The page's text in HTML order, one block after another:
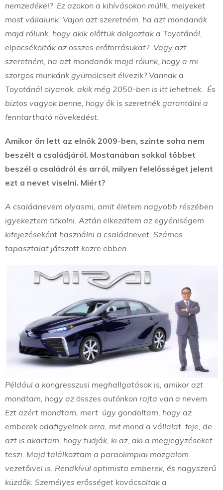
nemzedékei? Ez azokon a kihívásokon múlik, melyeket
most vállalunk. Vajon azt szeretném, ha azt mondanák
majd rólunk, hogy akik előttük dolgoztak a Toyotánál,
elpocsékolták az összes erőforrásukat? Vagy azt
szeretném, ha azt mondanák majd rólunk, hogy a mi
szorgos munkánk gyümölcseit élvezik? Vannak a
Toyotánál olyanok, akik még 2050-ben is itt lehetnek. És
biztos vagyok benne, hogy ők is szeretnék garantálni a
fenntartható növekedést.
Amikor ön lett az elnök 2009-ben, szinte soha nem
beszélt a családjáról. Mostanában sokkal többet
beszél a családról és arról, milyen felelősséget jelent
ezt a nevet viselni. Miért?
A családnevem olyasmi, amit életem nagyobb részében
igyekeztem titkolni. Aztán elkezdtem az egyéniségem
kifejezéseként használni a családnevet. Számos
tapasztalat játszott közre ebben.
Például a kongresszusi meghallgatások is, amikor azt
mondtam, hogy az összes autónkon rajta van a nevem.
Ezt azért mondtam, mert úgy gondoltam, hogy az
emberek odafigyelnek arra, mit mond a vállalat feje, de
azt is akartam, hogy tudják, ki az, aki a megjegyzéseket
teszi. Majd találkoztam a paraolimpiai mozgalom
vezetőivel is. Rendkívül optimista emberek, és nagyszerű
küzdők. Személyes erősséget kovácsoltak a